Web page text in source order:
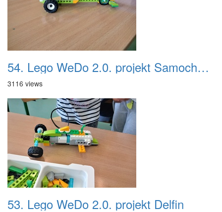
54. Lego WeDo 2.0. projekt Samochód wyścigowy
3116 views
53. Lego WeDo 2.0. projekt Delfin